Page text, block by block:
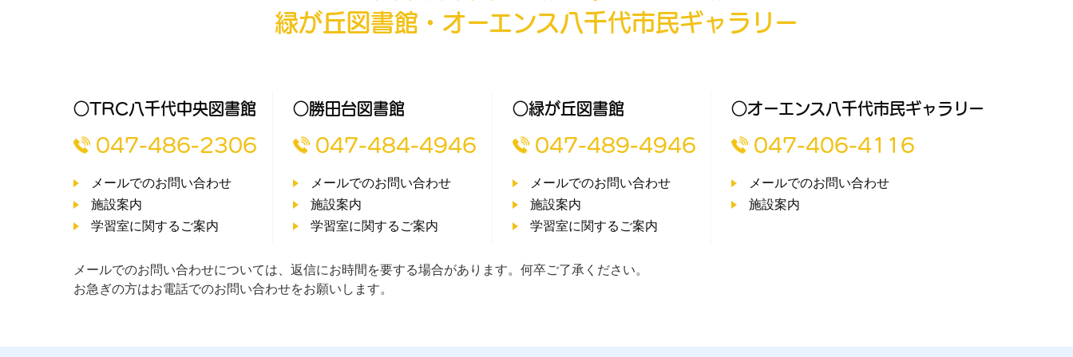
緑が丘図書館・オーエンス八千代市民ギャラリー
○TRC八千代中央図書館
047-486-2306
メールでのお問い合わせ
施設案内
学習室に関するご案内
○勝田台図書館
047-484-4946
メールでのお問い合わせ
施設案内
学習室に関するご案内
○緑が丘図書館
047-489-4946
メールでのお問い合わせ
施設案内
学習室に関するご案内
○オーエンス八千代市民ギャラリー
047-406-4116
メールでのお問い合わせ
施設案内
メールでのお問い合わせについては、返信にお時間を要する場合があります。何卒ご了承ください。
お急ぎの方はお電話でのお問い合わせをお願いします。